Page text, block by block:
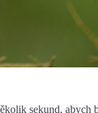
sekund, abych